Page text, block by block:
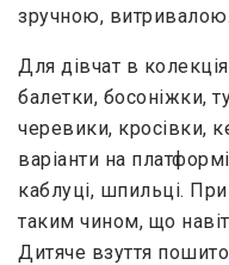
зручною, витривалою.
Для дівчат в
балетки, босоніжки,
черевики, кросівки,
варіанти на
каблуці, шпильці.
таким чином, що
Дитяче взуття